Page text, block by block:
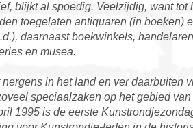
blijkt al spoedig. Veelzijdig, want tot
toegelaten antiquaren (in boeken)
daarnaast boekwinkels,
en musea.
in het land en ver daarbuiten
speciaalzaken op het gebied
1995 is de eerste